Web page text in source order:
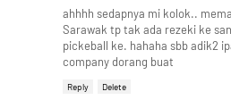
ahhhh sedapnya mi kolok..
Sarawak tp tak ada rezeki ke
pickeball ke. hahaha sbb adik2
company dorang buat
Reply Delete